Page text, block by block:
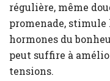
régulière, même
promenade, stimule
hormones du
peut suffire à
tensions.